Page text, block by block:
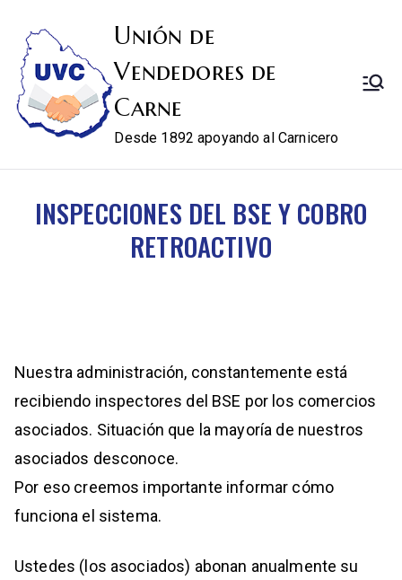
Unión de
Vendedores de
Carne
Desde 1892 apoyando al Carnicero
INSPECCIONES DEL BSE Y COBRO
RETROACTIVO
Nuestra administración, constantemente está
recibiendo inspectores del BSE por los comercios
asociados. Situación que la mayoría de nuestros
asociados desconoce.
Por eso creemos importante informar cómo
funciona el sistema.
Ustedes (los asociados) abonan anualmente su